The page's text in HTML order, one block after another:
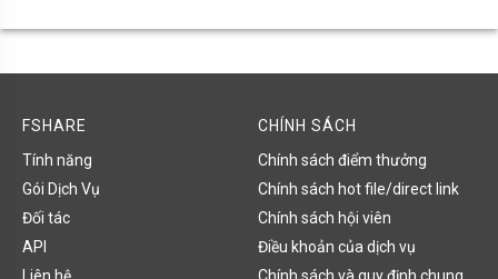
FSHARE
Tính năng
Gói Dịch Vụ
Đối tác
API
Liên hệ
CHÍNH SÁCH
Chính sách điểm thưởng
Chính sách hot file/direct link
Chính sách hội viên
Điều khoản của dịch vụ
Chính sách và quy định chung